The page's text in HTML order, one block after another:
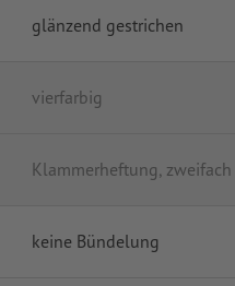
glänzend gestrichen
vierfarbig
Klammerheftung, zweifach
keine Bündelung